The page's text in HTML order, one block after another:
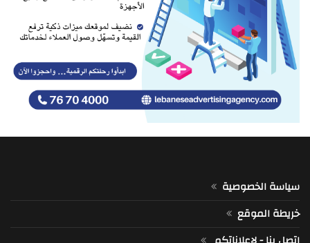
سياسة الخصوصية
خريطة الموقع